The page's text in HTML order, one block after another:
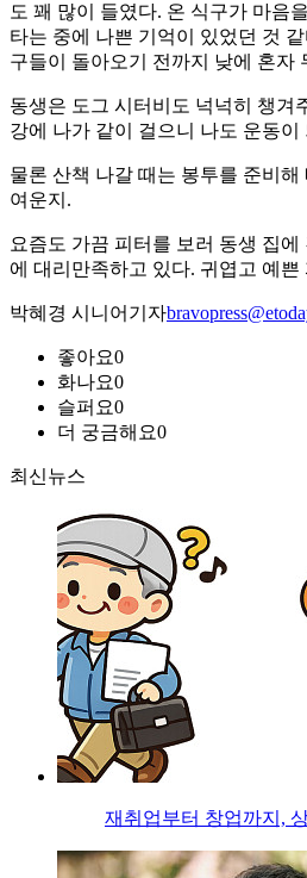
도 꽤 많이 들였다. 온 식구가 마음
타는 중에 나쁜 기억이 있었던 것
구들이 돌아오기 전까지 낮에 혼자
동생은 도그 시터비도 넉넉히 챙겨
강에 나가 같이 걸으니 나도 운동이
물론 산책 나갈 때는 봉투를 준비
여운지.
요즘도 가끔 피터를 보러 동생 집
에 대리만족하고 있다. 귀엽고 예
박혜경 시니어기자
좋아요0
화나요0
슬퍼요0
더 궁금해요0
최신뉴스
재취업부터 창업까지,